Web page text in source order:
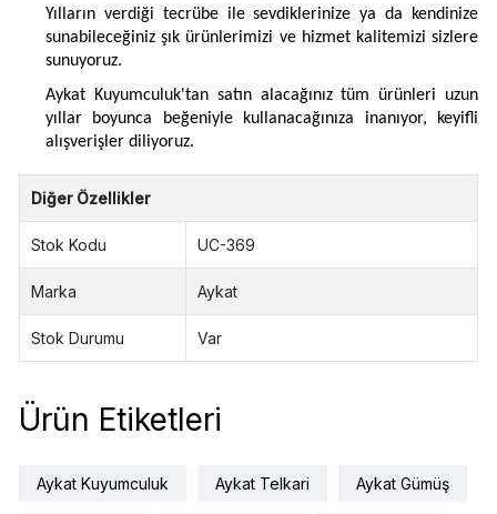
Yılların verdiği tecrübe ile sevdiklerinize ya da kendinize
sunabileceğiniz şık ürünlerimizi ve hizmet kalitemizi sizlere
sunuyoruz.
Aykat Kuyumculuk'tan satın alacağınız tüm ürünleri uzun
yıllar boyunca beğeniyle kullanacağınıza inanıyor, keyifli
alışverişler diliyoruz.
Diğer Özellikler
Stok Kodu UC-369
Marka Aykat
Stok Durumu Var
Ürün Etiketleri
Aykat Kuyumculuk Aykat Telkari Aykat Gümüş